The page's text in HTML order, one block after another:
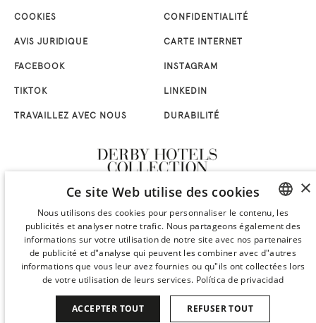
COOKIES CONFIDENTIALITÉ
AVIS JURIDIQUE CARTE INTERNET
FACEBOOK INSTAGRAM
TIKTOK LINKEDIN
TRAVAILLEZ AVEC NOUS DURABILITÉ
SPANISH
ENGLISH
GERMAN
×
Ce site Web utilise des cookies
Nous utilisons des cookies pour personnaliser le contenu, les
publicités et analyser notre trafic. Nous partageons également des
informations sur votre utilisation de notre site avec nos partenaires
de publicité et d"analyse qui peuvent les combiner avec d"autres
informations que vous leur avez fournies ou qu"ils ont collectées lors
de votre utilisation de leurs services. Política de privacidad
ACCEPTER TOUT REFUSER TOUT